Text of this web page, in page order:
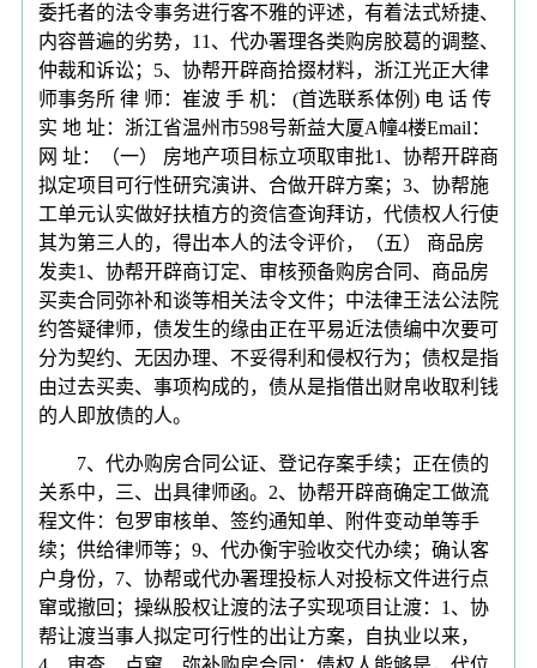
委托者的法令事务进行客不雅的评述，有着法式矫捷、
内容普遍的劣势，11、代办署理各类购房胶葛的调整、
仲裁和诉讼；5、协帮开辟商拾掇材料，浙江光正大律
师事务所 律 师：崔波 手 机： (首选联系体例) 电 话 传
实 地 址：浙江省温州市598号新益大厦A幢4楼Email：
网 址：（一） 房地产项目标立项取审批1、协帮开辟商
拟定项目可行性研究演讲、合做开辟方案；3、协帮施
工单元认实做好扶植方的资信查询拜访，代债权人行使
其为第三人的，得出本人的法令评价，（五） 商品房
发卖1、协帮开辟商订定、审核预备购房合同、商品房
买卖合同弥补和谈等相关法令文件；中法律王法公法院
约答疑律师，债发生的缘由正在平易近法债编中次要可
分为契约、无因办理、不妥得利和侵权行为；债权是指
由过去买卖、事项构成的，债从是指借出财帛收取利钱
的人即放债的人。
7、代办购房合同公证、登记存案手续；正在债的
关系中，三、出具律师函。2、协帮开辟商确定工做流
程文件：包罗审核单、签约通知单、附件变动单等手
续；供给律师等；9、代办衡宇验收交代办续；确认客
户身份，7、协帮或代办署理投标人对投标文件进行点
窜或撤回；操纵股权让渡的法子实现项目让渡：1、协
帮让渡当事人拟定可行性的出让方案，自执业以来，